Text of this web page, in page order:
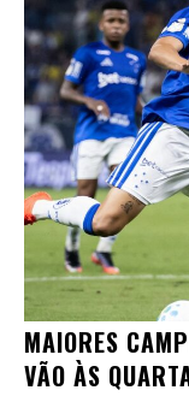
MAIORES
VÃO ÀS